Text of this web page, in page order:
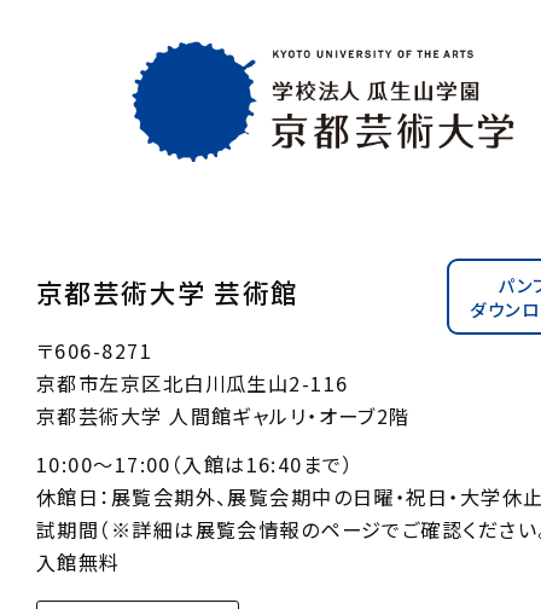
京都芸術大学 芸術館
パン
ダウン
〒606-8271
京都市左京区北白川瓜生山2-116
京都芸術大学 人間館ギャルリ・オーブ2階
10:00〜17:00（入館は16:40まで）
休館日：展覧会期外、展覧会期中の日曜・祝日・大学休
試期間（※詳細は展覧会情報のページでご確認ください
入館無料